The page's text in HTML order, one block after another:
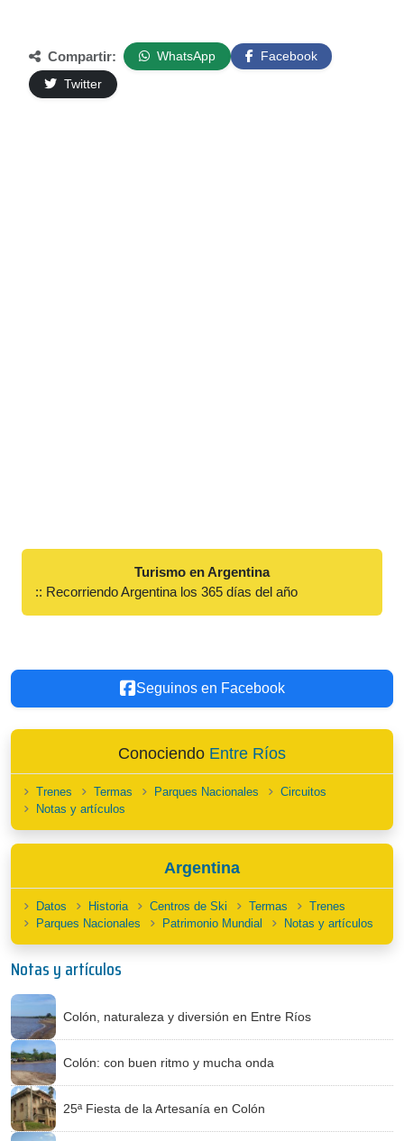
Compartir: WhatsApp
Facebook
Twitter
Turismo en Argentina
:: Recorriendo Argentina los 365 días del año
Seguinos en Facebook
Conociendo Entre Ríos
Trenes Termas Parques Nacionales
Circuitos
Notas y artículos
Argentina
Datos Historia Centros de Ski Termas
Trenes
Parques Nacionales
Patrimonio Mundial Notas y artículos
Notas y artículos
Colón, naturaleza y diversión en Entre Ríos
Colón: con buen ritmo y mucha onda
25ª Fiesta de la Artesanía en Colón